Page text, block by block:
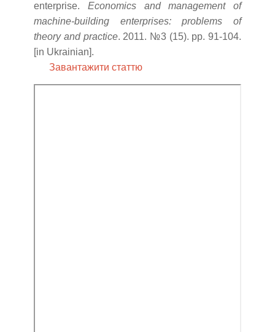
enterprise. Economics and management of
machine-building enterprises: problems of
theory and practice. 2011. №3 (15). pp. 91-104.
[in Ukrainian].
Завантажити статтю